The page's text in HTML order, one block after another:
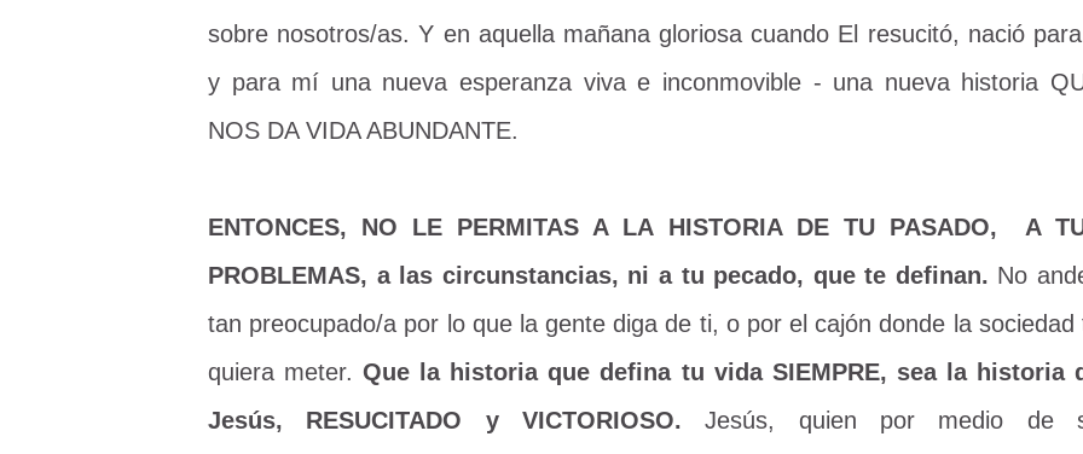
sobre nosotros/as. Y en aquella mañana gloriosa cuando El resucitó, nació
y para mí una nueva esperanza viva e inconmovible - una nueva historia
NOS DA VIDA ABUNDANTE.
ENTONCES, NO LE PERMITAS A LA HISTORIA DE TU PASADO, A
PROBLEMAS, a las circunstancias, ni a tu pecado, que te definan. No
tan preocupado/a por lo que la gente diga de ti, o por el cajón donde la sociedad
quiera meter.Que la historia que defina tu vida SIEMPRE, sea la historia
Jesús, RESUCITADO y VICTORIOSO.Jesús, quien por medio de